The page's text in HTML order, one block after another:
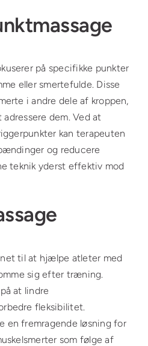
på specifikke punkter
eller smertefulde. Disse
i andre dele af kroppen,
dem. Ved at
kan terapeuten
og reducere
teknik yderst effektiv mod
til at hjælpe atleter med
sig efter træning.
at lindre
fleksibilitet.
en fremragende løsning for
som følge af